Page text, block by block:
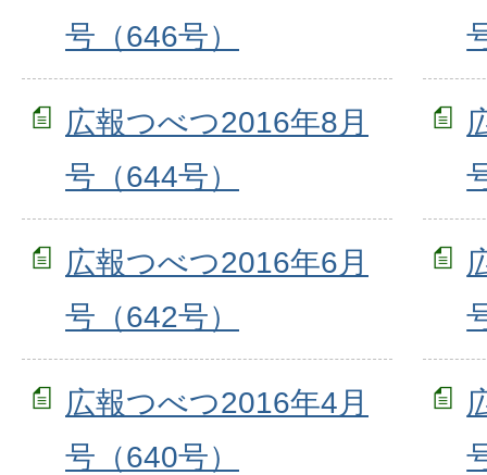
号（646号）
広報つべつ2016年8月
号（644号）
広報つべつ2016年6月
号（642号）
広報つべつ2016年4月
号（640号）